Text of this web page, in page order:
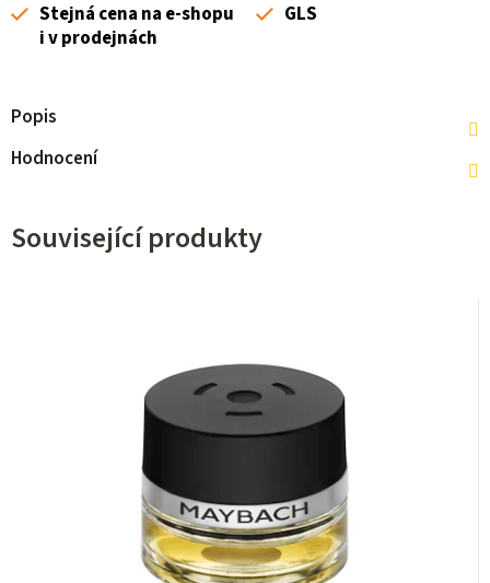
Stejná cena na e-shopu
i v prodejnách
GLS
Popis
Hodnocení
Související produkty